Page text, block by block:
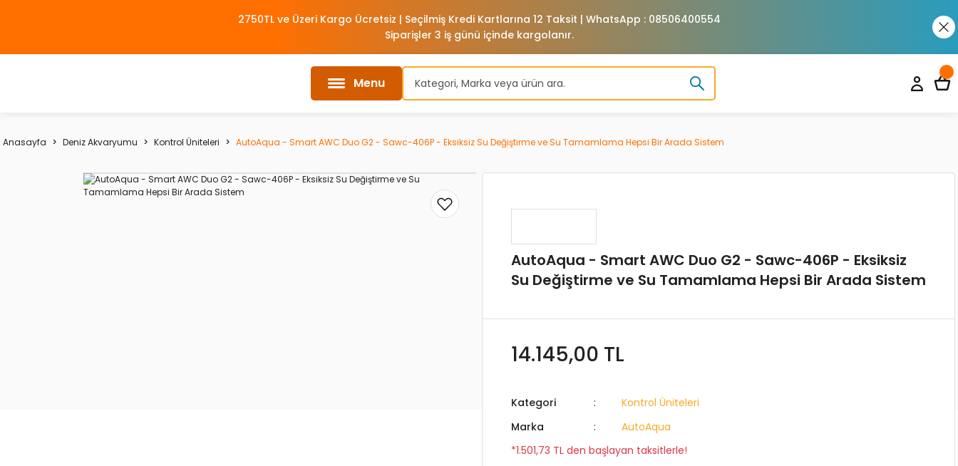
2750TL ve Üzeri Kargo Ücretsiz | Seçilmiş Kredi Kartlarına 12 Taksit | WhatsApp : 08506400554
Siparişler 3 iş günü içinde kargolanır.
Menu
Anasayfa Deniz Akvaryumu Kontrol Üniteleri AutoAqua - Smart AWC Duo G2 - Sawc-406P - Eksiksiz Su Değiştirme ve Su Tamamlama Hepsi Bir Arada Sistem
AutoAqua - Smart AWC Duo G2 - Sawc-406P - Eksiksiz
Su Değiştirme ve Su Tamamlama Hepsi Bir Arada Sistem
14.145,00 TL
Kategori
Kontrol Üniteleri
Marka
AutoAqua
*1.501,73 TL den başlayan taksitlerle!